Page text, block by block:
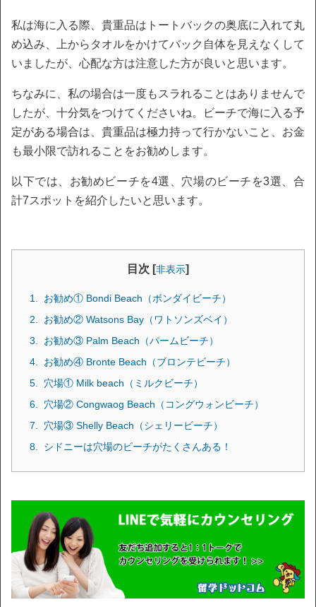
私は海に入る際、貴重品はトートバックの奥底に入れて丸
め込み、上からタオルをかけてバック自体を見えなくして
いましたが、心配な方は注意した方が良いと思います。
ちなみに、私の場合は一度もスラれることはありませんで
したが、十分気をつけてくださいね。ビーチで海に入る予
定がある場合は、貴重品は極力持って行かないこと、お金
も最小限で訪れることをお勧めします。
以下では、お勧めビーチを4選、穴場のビーチを3選、合
計7スポットを紹介したいと思います。
目次 [非表示]
お勧め① Bondi Beach（ボンダイビーチ）
お勧め② Watsons Bay（ワトソンズベイ）
お勧め③ Palm Beach（パームビーチ）
お勧め④ Bronte Beach（ブロンテビーチ）
穴場① Milk beach（ミルクビーチ）
穴場② Congwaog Beach（コングウォンビーチ）
穴場③ Shelly Beach（シェリービーチ）
シドニーは穴場のビーチがたくさんある！